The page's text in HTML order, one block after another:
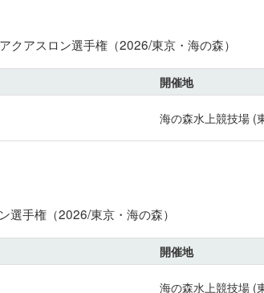
クアスロン選手権（2026/東京・海の森）
開催地
海の森水上競技場 (
選手権（2026/東京・海の森）
開催地
海の森水上競技場 (